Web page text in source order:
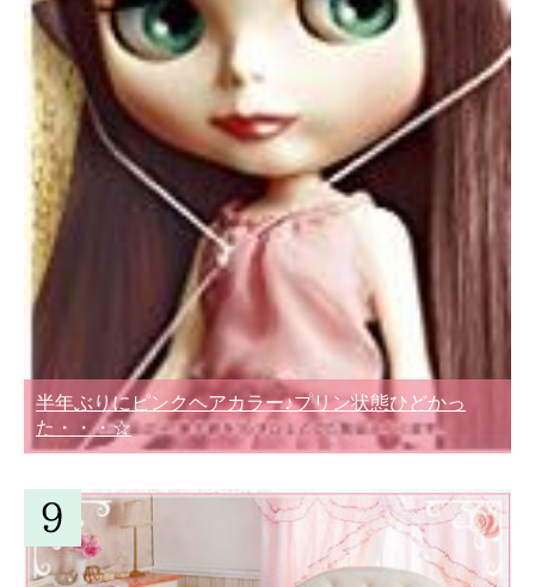
半年ぶりにピンクヘアカラー♪プリン状態ひどかっ
た・・・☆